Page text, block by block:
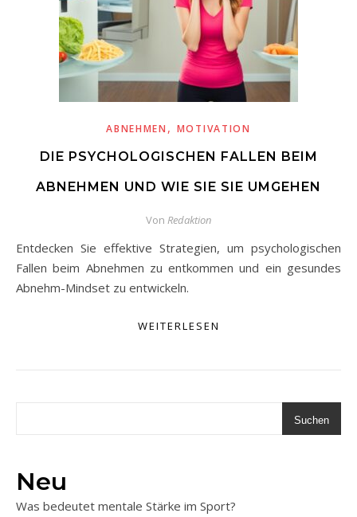
ABNEHMEN , MOTIVATION
DIE PSYCHOLOGISCHEN FALLEN BEIM
ABNEHMEN UND WIE SIE SIE UMGEHEN
Von Redaktion
Entdecken Sie effektive Strategien, um psychologischen
Fallen beim Abnehmen zu entkommen und ein gesundes
Abnehm-Mindset zu entwickeln.
WEITERLESEN
Suchen
Neu
Was bedeutet mentale Stärke im Sport?